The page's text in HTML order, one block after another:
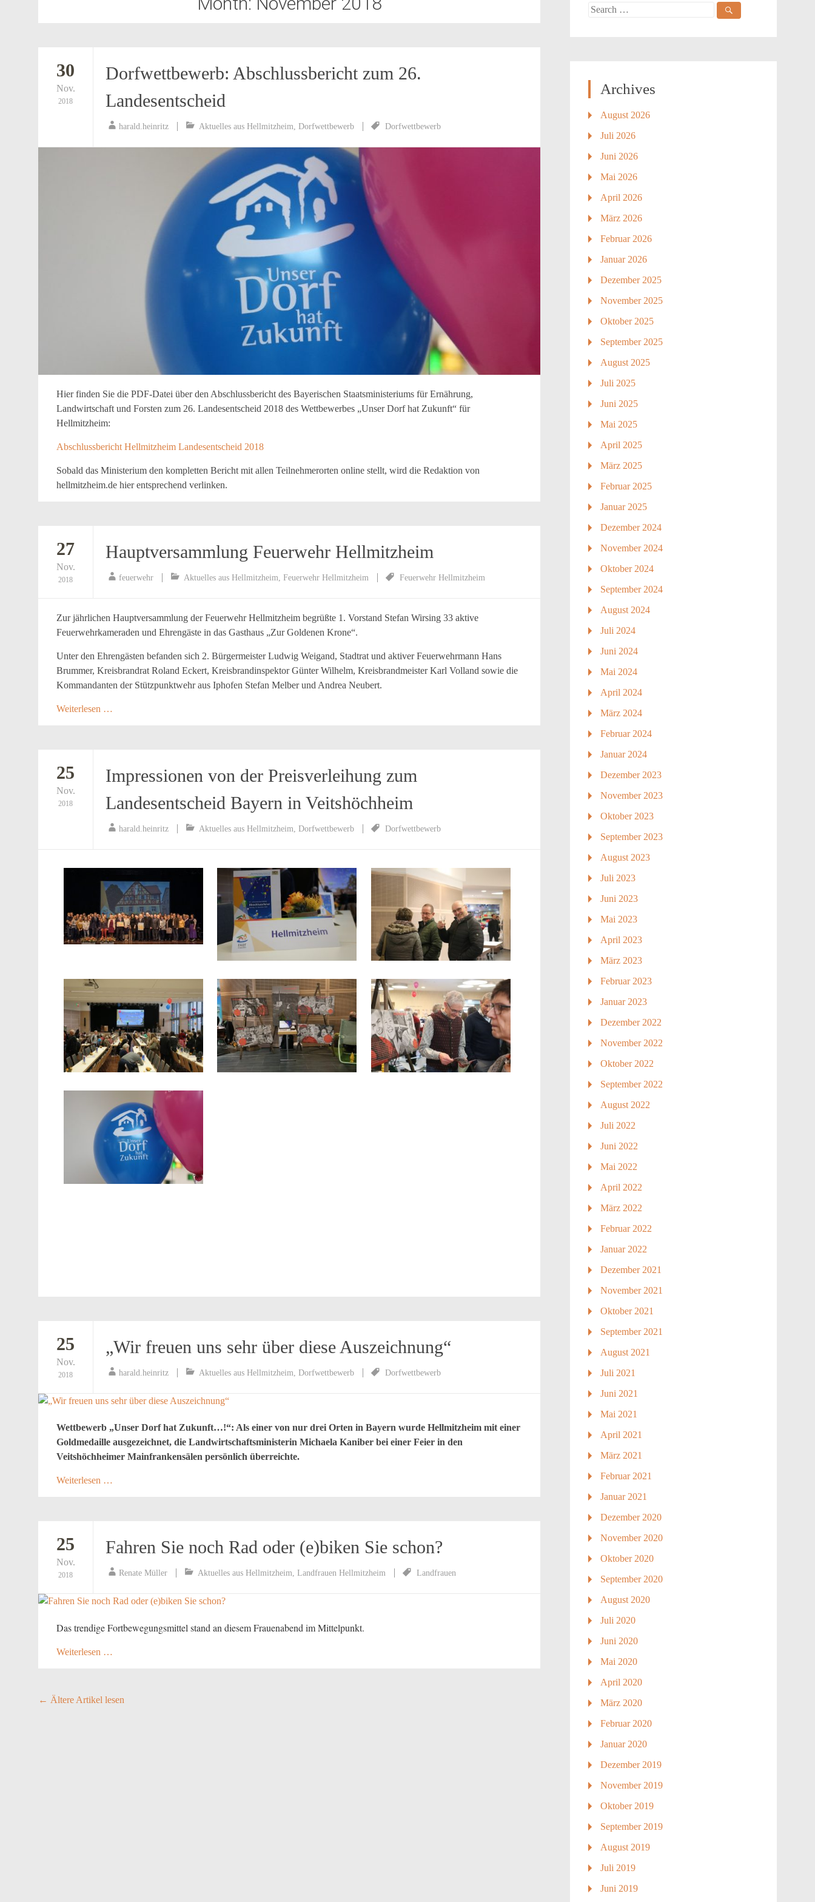
30
Nov.
2018
Dorfwettbewerb: Abschlussbericht zum 26.
Landesentscheid
harald.heinritz Aktuelles aus Hellmitzheim, Dorfwettbewerb Dorfwettbewerb
Hier finden Sie die PDF-Datei über den Abschlussbericht des Bayerischen Staatsministeriums für Ernährung,
Landwirtschaft und Forsten zum 26. Landesentscheid 2018 des Wettbewerbes „Unser Dorf hat Zukunft“ für
Hellmitzheim:
Abschlussbericht Hellmitzheim Landesentscheid 2018
Sobald das Ministerium den kompletten Bericht mit allen Teilnehmerorten online stellt, wird die Redaktion von
hellmitzheim.de hier entsprechend verlinken.
27
Nov.
2018
Hauptversammlung Feuerwehr Hellmitzheim
feuerwehr Aktuelles aus Hellmitzheim Feuerwehr Hellmitzheim Feuerwehr Hellmitzheim
Zur jährlichen Hauptversammlung der Feuerwehr Hellmitzheim begrüßte 1. Vorstand Stefan Wirsing 33 aktive
Feuerwehrkameraden und Ehrengäste in das Gasthaus „Zur Goldenen Krone“.
Unter den Ehrengästen befanden sich 2. Bürgermeister Ludwig Weigand, Stadtrat und aktiver Feuerwehrmann Hans
Brummer, Kreisbrandrat Roland Eckert, Kreisbrandinspektor Günter Wilhelm, Kreisbrandmeister Karl Volland sowie die
Kommandanten der Stützpunktwehr aus Iphofen Stefan Melber und Andrea Neubert.
Weiterlesen …
25
Nov.
2018
Impressionen von der Preisverleihung zum
Landesentscheid Bayern in Veitshöchheim
harald.heinritz Aktuelles aus Hellmitzheim Dorfwettbewerb Dorfwettbewerb
25
Nov.
2018
„Wir freuen uns sehr über diese Auszeichnung“
harald.heinritz Aktuelles aus Hellmitzheim Dorfwettbewerb Dorfwettbewerb
Wettbewerb „Unser Dorf hat Zukunft…!“: Als einer von nur drei Orten in Bayern wurde Hellmitzheim mit einer
Goldmedaille ausgezeichnet, die Landwirtschaftsministerin Michaela Kaniber bei einer Feier in den
Veitshöchheimer Mainfrankensälen persönlich überreichte.
Weiterlesen …
25
Nov.
2018
Fahren Sie noch Rad oder (e)biken Sie schon?
Renate Müller Aktuelles aus Hellmitzheim Landfrauen Hellmitzheim Landfrauen
Das trendige Fortbewegungsmittel stand an diesem Frauenabend im Mittelpunkt.
Weiterlesen …
Posts
← Ältere Artikel lesen
Search
Archives
August 2026
Juli 2026
Juni 2026
Mai 2026
April 2026
März 2026
Februar 2026
Januar 2026
Dezember 2025
November 2025
Oktober 2025
September 2025
August 2025
Juli 2025
Juni 2025
Mai 2025
April 2025
März 2025
Februar 2025
Januar 2025
Dezember 2024
November 2024
Oktober 2024
September 2024
August 2024
Juli 2024
Juni 2024
Mai 2024
April 2024
März 2024
Februar 2024
Januar 2024
Dezember 2023
November 2023
Oktober 2023
September 2023
August 2023
Juli 2023
Juni 2023
Mai 2023
April 2023
März 2023
Februar 2023
Januar 2023
Dezember 2022
November 2022
Oktober 2022
September 2022
August 2022
Juli 2022
Juni 2022
Mai 2022
April 2022
März 2022
Februar 2022
Januar 2022
Dezember 2021
November 2021
Oktober 2021
September 2021
August 2021
Juli 2021
Juni 2021
Mai 2021
April 2021
März 2021
Februar 2021
Januar 2021
Dezember 2020
November 2020
Oktober 2020
September 2020
August 2020
Juli 2020
Juni 2020
Mai 2020
April 2020
März 2020
Februar 2020
Januar 2020
Dezember 2019
November 2019
Oktober 2019
September 2019
August 2019
Juli 2019
Juni 2019